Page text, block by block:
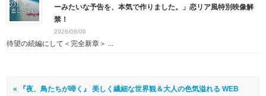
ーみたいな予告を、本気で作りました。」恋リア風特別映像解
禁！
2026/08/06
待望の続編にして＜完全新章＞ ...
« 『夜、鳥たちが啼く』 美しく繊細な世界観＆大人の色気溢れる WEB